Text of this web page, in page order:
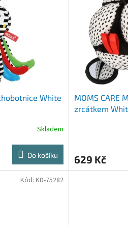
White
Skladem
Do košíku
MOMS CARE
zrcátkem
629 Kč
Kód: KD-75282